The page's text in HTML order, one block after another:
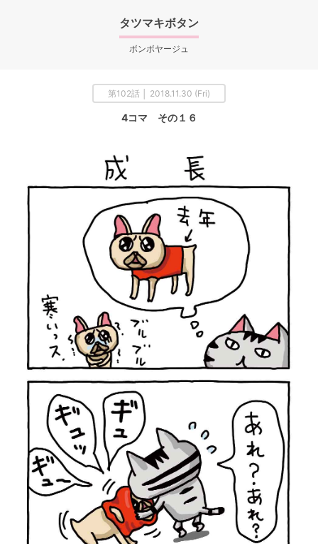
タツマキボタン
ボンボヤージュ
第102話 │ 2018.11.30 (Fri)
4コマ その１６